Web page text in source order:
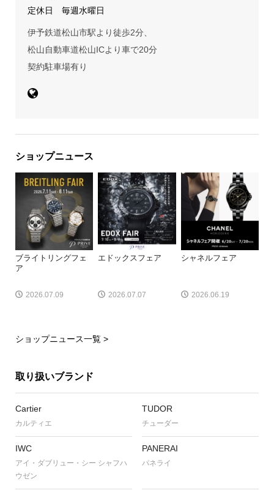
定休日 毎週水曜日
伊予鉄道松山市駅より徒歩2分、
松山自動車道松山ICより車で20分
契約駐車場有り
ショップニュース
ブライトリングフェ
ア
2026.07.09
エドックスフェア
2026.07.07
シャネルフェア
2026.06.19
ショップニュース一覧 >
取り扱いブランド
Cartier
カルティエ
TUDOR
チューダー
IWC
アイ・ダブリュー・シー シャフハ
ウゼン
PANERAI
パネライ